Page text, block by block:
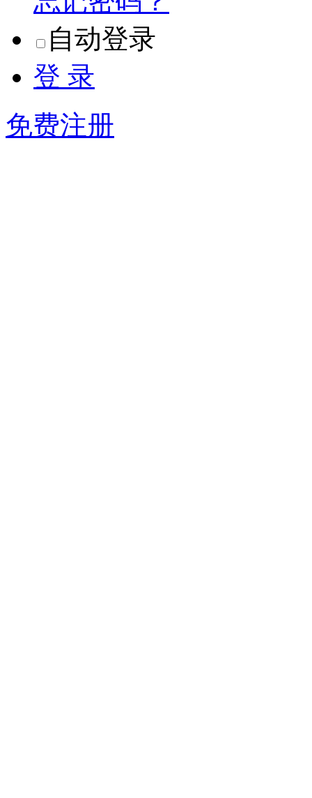
自动登录
登 录
免费注册